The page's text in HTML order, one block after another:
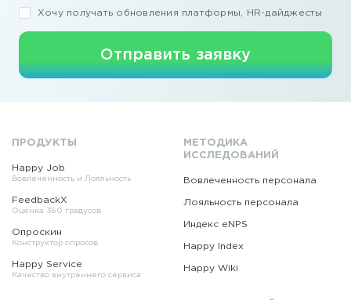
Хочу получать обновления платформы, HR-дайджесты
Отправить заявку
ПРОДУКТЫ
Happy Job
Вовлеченность и Лояльность
FeedbackX
Оценка 360 градусов
Опроскин
Конструктор опросов
Happy Service
Качество внутреннего сервиса
МЕТОДИКА
ИССЛЕДОВАНИЙ
Вовлеченность персонала
Лояльность персонала
Индекс eNPS
Happy Index
Happy Wiki